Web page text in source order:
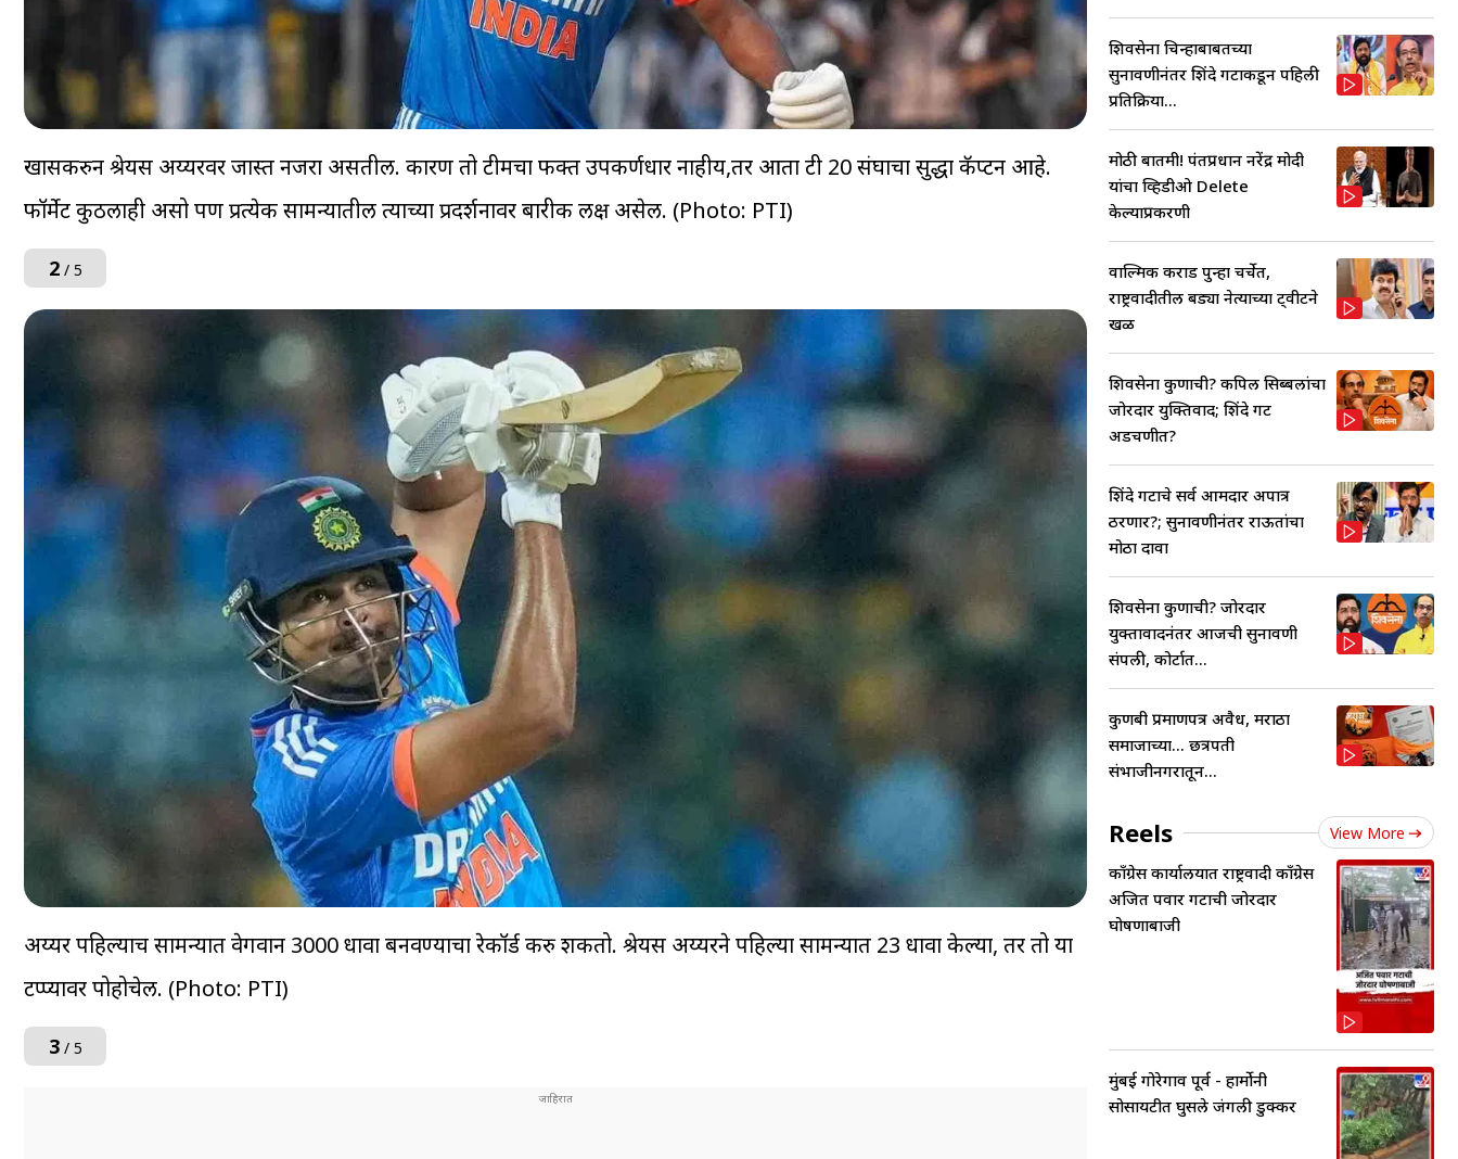
खासकरुन श्रेयस अय्यरवर जास्त नजरा असतील. कारण तो टीमचा फक्त उपकर्णधार नाहीय,तर आता टी 20 संघाचा सुद्धा कॅप्टन आहे.
फॉर्मेट कुठलाही असो पण प्रत्येक सामन्यातील त्याच्या प्रदर्शनावर बारीक लक्ष असेल. (Photo: PTI)
2/ 5
अय्यर पहिल्याच सामन्यात वेगवान 3000 धावा बनवण्याचा रेकॉर्ड करु शकतो. श्रेयस अय्यरने पहिल्या सामन्यात 23 धावा केल्या, तर तो या
टप्प्यावर पोहोचेल. (Photo: PTI)
3/ 5
शिवसेना चिन्हाबाबतच्या
सुनावणीनंतर शिंदे गटाकडून पहिली
प्रतिक्रिया...
मोठी बातमी! पंतप्रधान नरेंद्र मोदी
यांचा व्हिडीओ Delete
केल्याप्रकरणी
वाल्मिक कराड पुन्हा चर्चेत,
राष्ट्रवादीतील बड्या नेत्याच्या ट्वीटने
खळ
शिवसेना कुणाची? कपिल सिब्बलांचा
जोरदार युक्तिवाद; शिंदे गट
अडचणीत?
शिंदे गटाचे सर्व आमदार अपात्र
ठरणार?; सुनावणीनंतर राऊतांचा
मोठा दावा
शिवसेना कुणाची? जोरदार
युक्तावादनंतर आजची सुनावणी
संपली, कोर्टात...
कुणबी प्रमाणपत्र अवैध, मराठा
समाजाच्या... छत्रपती
संभाजीनगरातून...
Reels View More
काँग्रेस कार्यालयात राष्ट्रवादी काँग्रेस
अजित पवार गटाची जोरदार
घोषणाबाजी
मुंबई गोरेगाव पूर्व - हार्मोनी
सोसायटीत घुसले जंगली डुक्कर